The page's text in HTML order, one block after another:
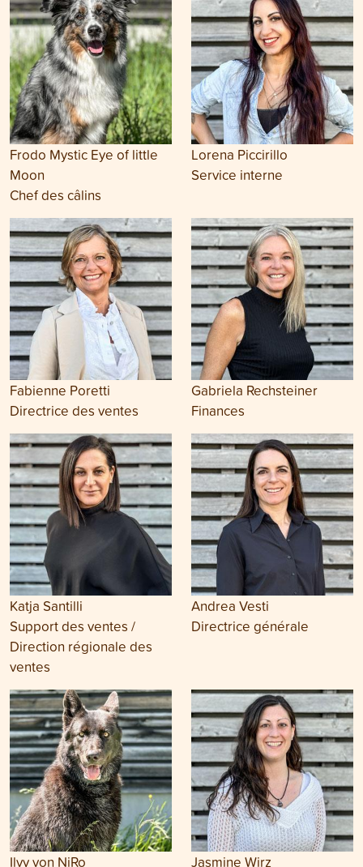
Frodo Mystic Eye of little
Moon
Chef des câlins
Lorena Piccirillo
Service interne
Fabienne Poretti
Directrice des ventes
Gabriela Rechsteiner
Finances
Katja Santilli
Support des ventes /
Direction régionale des
ventes
Andrea Vesti
Directrice générale
Ilvy von NiRo
Jasmine Wirz